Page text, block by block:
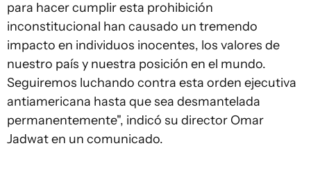
para hacer cumplir esta prohibición
inconstitucional han causado un tremendo
impacto en individuos inocentes, los valores de
nuestro país y nuestra posición en el mundo.
Seguiremos luchando contra esta orden ejecutiva
antiamericana hasta que sea desmantelada
permanentemente", indicó su director Omar
Jadwat en un comunicado.